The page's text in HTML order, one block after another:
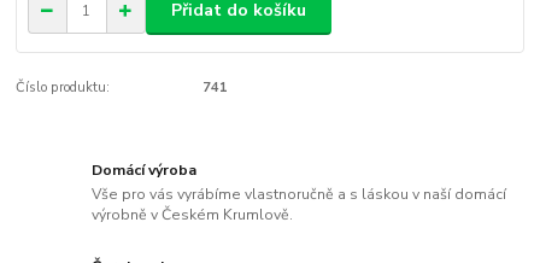
Přidat do košíku
Číslo produktu: 741
Domácí výroba
Vše pro vás vyrábíme vlastnoručně a s láskou v naší domácí
výrobně v Českém Krumlově.